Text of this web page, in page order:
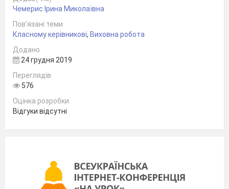
Чемерис Ірина Миколаївна
Пов’язані теми
Класному керівникові, Виховна робота
Додано
24 грудня 2019
Переглядів
576
Оцінка розробки
Відгуки відсутні